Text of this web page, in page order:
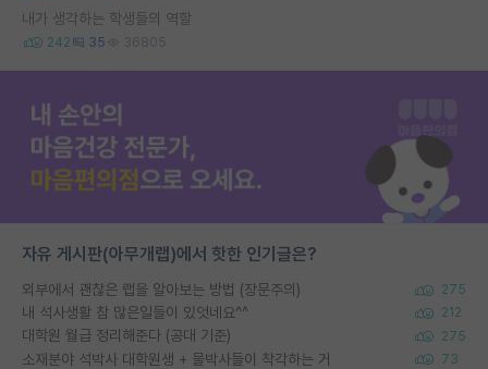
내가 생각하는 학생들의 역할
242 35 36805
자유 게시판(아무개랩)에서 핫한 인기글은?
외부에서 괜찮은 랩을 알아보는 방법 (장문주의) 275
내 석사생활 참 많은일들이 있엇네요^^ 212
대학원 월급 정리해준다 (공대 기준) 275
소재분야 석박사 대학원생 + 물박사들이 착각하는 거 73